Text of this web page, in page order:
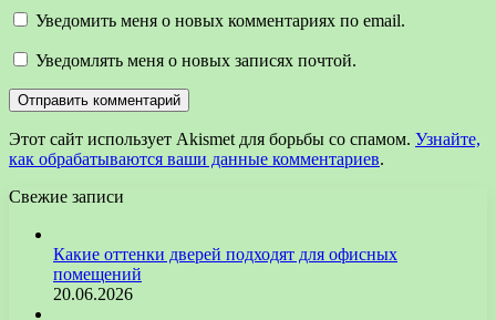
Уведомить меня о новых комментариях по email.
Уведомлять меня о новых записях почтой.
Этот сайт использует Akismet для борьбы со спамом. Узнайте,
как обрабатываются ваши данные комментариев.
Свежие записи
Какие оттенки дверей подходят для офисных
помещений
20.06.2026